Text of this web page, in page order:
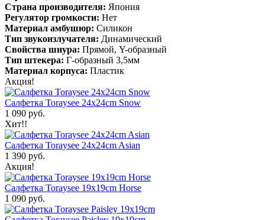
Страна производителя: Япония
Регулятор громкости: Нет
Материал амбушюр: Силикон
Тип звукоизлучателя: Динамический
Свойства шнура: Прямой, Y-образный
Тип штекера: Г-образный 3,5мм
Материал корпуса: Пластик
Акция!
Салфетка Toraysee 24x24cm Snow
1 090 руб.
Хит!!
Салфетка Toraysee 24x24cm Asian
1 390 руб.
Акция!
Салфетка Toraysee 19x19cm Horse
1 090 руб.